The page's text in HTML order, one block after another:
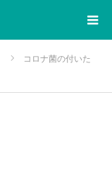
コロナ菌の付いた